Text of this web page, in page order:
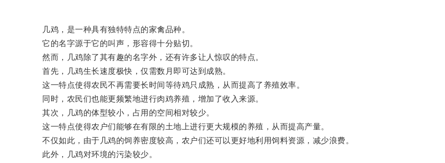
几鸡，是一种具有独特特点的家禽品种。
它的名字源于它的叫声，形容得十分贴切。
然而，几鸡除了其有趣的名字外，还有许多让人惊叹的特点。
首先，几鸡生长速度极快，仅需数月即可达到成熟。
这一特点使得农民不再需要长时间等待鸡只成熟，从而提高了养殖效率。
同时，农民们也能更频繁地进行肉鸡养殖，增加了收入来源。
其次，几鸡的体型较小，占用的空间相对较少。
这一特点使得农户们能够在有限的土地上进行更大规模的养殖，从而提高产量。
不仅如此，由于几鸡的饲养密度较高，农户们还可以更好地利用饲料资源，减少浪费。
此外，几鸡对环境的污染较少。